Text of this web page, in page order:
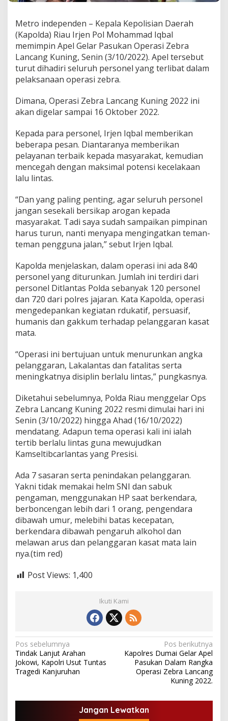
b
a
P
a
d
a
p
e
l
p
s
e
b
:
a
n
g
a
d
a
P
e
r
i
l
u
A
r
o
a
n
Metro independen – Kepala Kepolisian Daerah
(Kapolda) Riau Irjen Pol Mohammad Iqbal
memimpin Apel Gelar Pasukan Operasi Zebra
Lancang Kuning, Senin (3/10/2022). Apel tersebut
turut dihadiri seluruh personel yang terlibat dalam
pelaksanaan operasi zebra.
Dimana, Operasi Zebra Lancang Kuning 2022 ini
akan digelar sampai 16 Oktober 2022.
Kepada para personel, Irjen Iqbal memberikan
beberapa pesan. Diantaranya memberikan
pelayanan terbaik kepada masyarakat, kemudian
mencegah dengan maksimal potensi kecelakaan
lalu lintas.
“Dan yang paling penting, agar seluruh personel
jangan sesekali bersikap arogan kepada
masyarakat. Tadi saya sudah sampaikan pimpinan
harus turun, nanti menyapa mengingatkan teman-
teman pengguna jalan,” sebut Irjen Iqbal.
Kapolda menjelaskan, dalam operasi ini ada 840
personel yang diturunkan. Jumlah ini terdiri dari
personel Ditlantas Polda sebanyak 120 personel
dan 720 dari polres jajaran. Kata Kapolda, operasi
mengedepankan kegiatan rdukatif, persuasif,
humanis dan gakkum terhadap pelanggaran kasat
mata.
“Operasi ini bertujuan untuk menurunkan angka
pelanggaran, Lakalantas dan fatalitas serta
meningkatnya disiplin berlalu lintas,” pungkasnya.
Diketahui sebelumnya, Polda Riau menggelar Ops
Zebra Lancang Kuning 2022 resmi dimulai hari ini
Senin (3/10/2022) hingga Ahad (16/10/2022)
mendatang. Adapun tema operasi kali ini ialah
tertib berlalu lintas guna mewujudkan
Kamseltibcarlantas yang Presisi.
Ada 7 sasaran serta penindakan pelanggaran.
Yakni tidak memakai helm SNI dan sabuk
pengaman, menggunakan HP saat berkendara,
berboncengan lebih dari 1 orang, pengendara
dibawah umur, melebihi batas kecepatan,
berkendara dibawah pengaruh alkohol dan
melawan arus dan pelanggaran kasat mata lain
nya.(tim red)
Post Views: 1,400
Ikuti Kami
N
a
v
g
Pos sebelumnya
Tindak Lanjut Arahan
Jokowi, Kapolri Usut Tuntas
Tragedi Kanjuruhan
Pos berikutnya
Kapolres Dumai Gelar Apel
Pasukan Dalam Rangka
Operasi Zebra Lancang
Kuning 2022.
Jangan Lewatkan